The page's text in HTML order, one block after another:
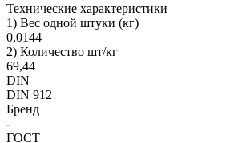
Технические характеристики
1) Вес одной штуки (кг)
0,0144
2) Количество шт/кг
69,44
DIN
DIN 912
Бренд
-
ГОСТ